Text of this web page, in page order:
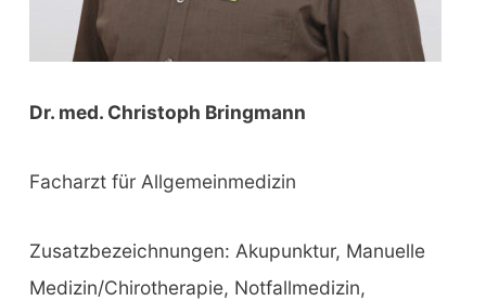
Dr. med. Christoph Bringmann
Facharzt für Allgemeinmedizin
Zusatzbezeichnungen: Akupunktur, Manuelle
Medizin/Chirotherapie, Notfallmedizin,